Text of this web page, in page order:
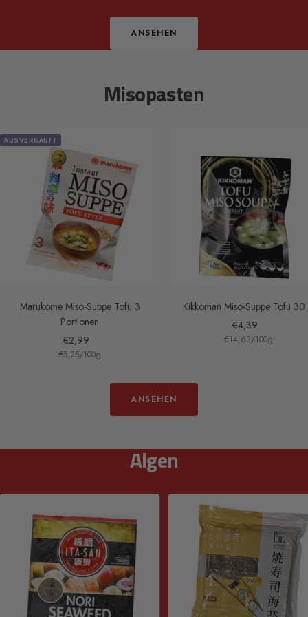
ANSEHEN
Misopasten
AUSVERKAUFT
Marukome Miso-Suppe Tofu 3
Portionen
Angebotspreis
€2,99
€5,25/100g
Kikkoman Miso-Suppe Tofu
Angebotspreis
€4,39
€14,63/100g
ANSEHEN
Algen